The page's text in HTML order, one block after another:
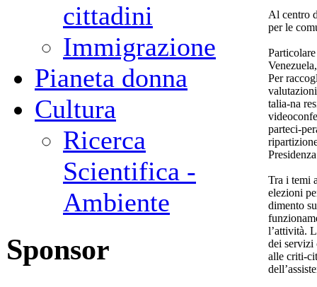
cittadini
Immigrazione
Pianeta donna
Cultura
Ricerca
Scientifica -
Ambiente
Sponsor
Al centro
per le
Per
talia-na
parteci-
Tra i temi
elezioni
dimento
l’attività.
dei servizi
alle criti-